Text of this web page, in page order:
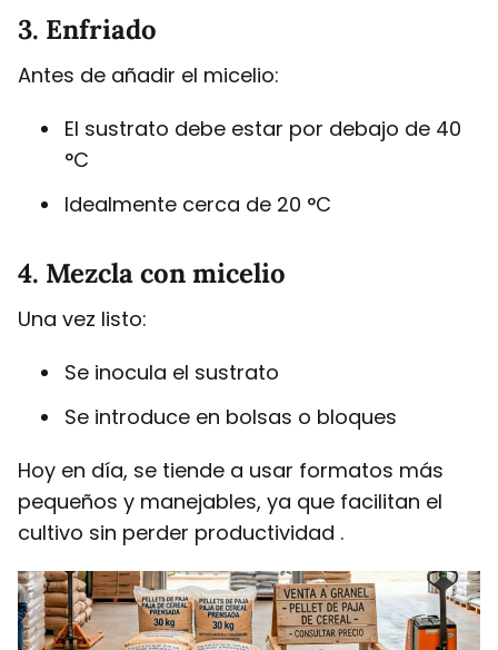
3. Enfriado
Antes de añadir el micelio:
El sustrato debe estar por debajo de 40
°C
Idealmente cerca de 20 °C
4. Mezcla con micelio
Una vez listo:
Se inocula el sustrato
Se introduce en bolsas o bloques
Hoy en día, se tiende a usar formatos más
pequeños y manejables, ya que facilitan el
cultivo sin perder productividad .